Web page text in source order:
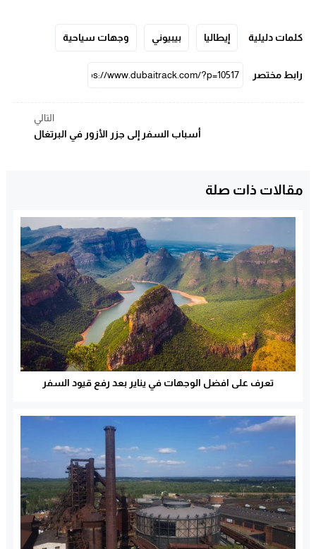
كلمات دليلية إيطاليا بيبيوني وجهات سياحية
رابط مختصر
التالي
أسباب السفر إلى جزر الأزور في البرتغال
مقالات ذات صلة
تعرف على افضل الوجهات في يناير بعد رفع قيود السفر